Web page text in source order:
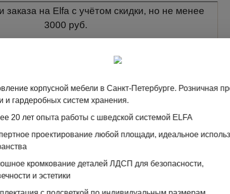
заказа на Elfa с учётом скидки, но не менее
3000 руб.
заказа Clader Аристо/Практик БЕЗ учёта
скидки, но не менее 3000 руб.
на корп.изделие/двери с учётом скидки,
но не менее 3000 руб.
заказа на Elfa с учётом скидки, но не менее
3500 руб.
километраж за пределы КАД 70 руб./км
корпусной мебели в Санкт-Петербурге. Розничная
и гардеробных систем хранения.
20 лет опыта работы с шведской системой ELFA
проектирование любой площади, идеальное
кромкование деталей ЛДСП для безопасности,
и эстетики